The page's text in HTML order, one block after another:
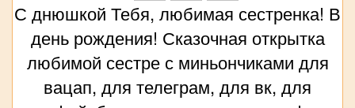
С днюшкой Тебя, любимая сестренка! В
день рождения! Сказочная открытка
любимой сестре с миньончиками для
вацап, для телеграм, для вк, для